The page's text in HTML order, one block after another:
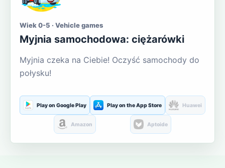
Wiek 0-5 · Vehicle games
Myjnia samochodowa: ciężarówki
Myjnia czeka na Ciebie! Oczyść samochody do
połysku!
Play on Google Play Play on the App Store Huawei
Amazon Aptoide